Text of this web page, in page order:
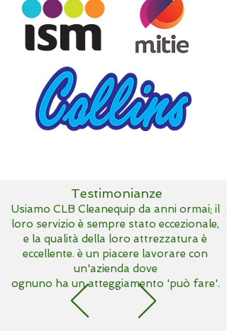
Testimonianze
Usiamo CLB Cleanequip da anni ormai; il
loro servizio è sempre stato eccezionale,
e la qualità della loro attrezzatura è
eccellente. è un piacere lavorare con
un'azienda dove
ognuno ha un atteggiamento 'può fare'.